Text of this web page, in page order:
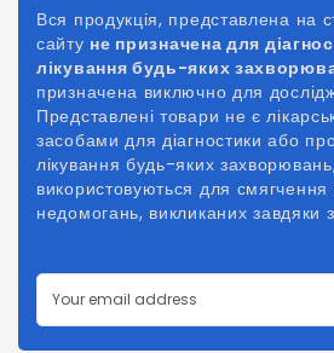
Вся продукція, представлена на
сайту не призначена для
лікування будь-яких
призначена виключно для
Представлені товари не є
засобами для діагностики або
лікування будь-яких
використовуються для смягчення
недомогань, викликанихзавдяки